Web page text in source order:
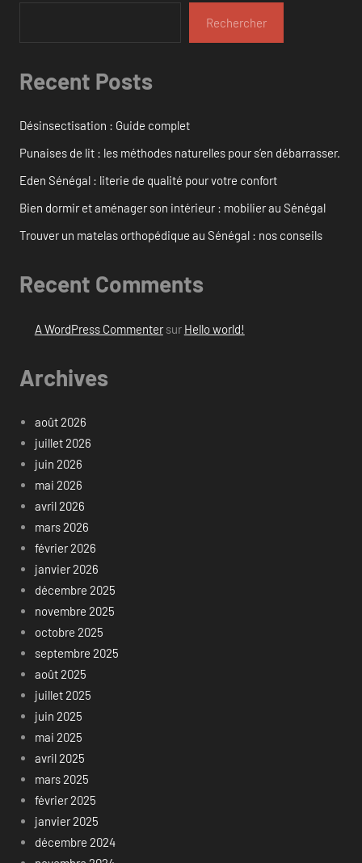
Rechercher
Recent Posts
Désinsectisation : Guide complet
Punaises de lit : les méthodes naturelles pour s’en débarrasser.
Eden Sénégal : literie de qualité pour votre confort
Bien dormir et aménager son intérieur : mobilier au Sénégal
Trouver un matelas orthopédique au Sénégal : nos conseils
Recent Comments
A WordPress Commentersur Hello world!
Archives
août 2026
juillet 2026
juin 2026
mai 2026
avril 2026
mars 2026
février 2026
janvier 2026
décembre 2025
novembre 2025
octobre 2025
septembre 2025
août 2025
juillet 2025
juin 2025
mai 2025
avril 2025
mars 2025
février 2025
janvier 2025
décembre 2024